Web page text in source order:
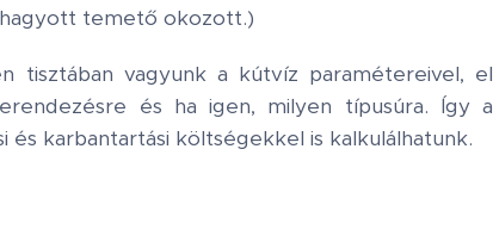
temető okozott.)
tisztában vagyunk a kútvíz paramétereivel, el
és ha igen, milyen típusúra. Így a
karbantartási költségekkel is kalkulálhatunk.